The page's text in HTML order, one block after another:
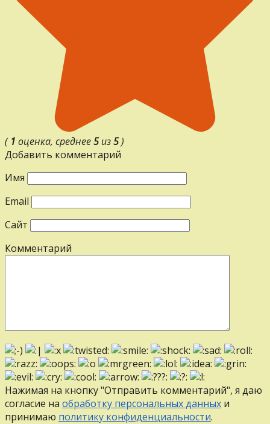
( 1 оценка, среднее5из5)
Добавить комментарий
Имя
Email
Сайт
Комментарий
Нажимая на кнопку "Отправить комментарий", я даю
согласие на обработку персональных данных и
принимаю политику конфиденциальности.